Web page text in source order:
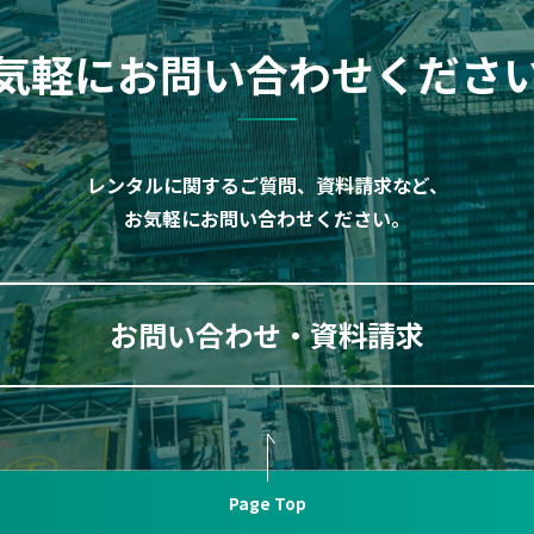
軽にお問い合わせくださ
レンタルに関するご質問、資料請求など、
お気軽にお問い合わせください。
お問い合わせ・資料請求
Page Top